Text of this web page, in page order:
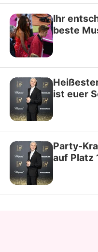
Ihr
beste
ist euer
Party-
auf Platz